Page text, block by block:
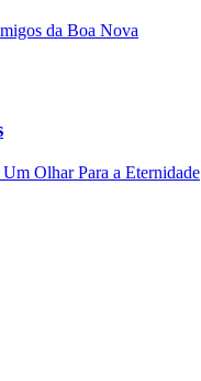
da Boa Nova
Olhar Para a Eternidade